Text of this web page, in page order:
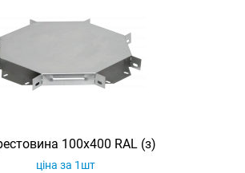
100х400 RAL (з)
ціна за 1шт